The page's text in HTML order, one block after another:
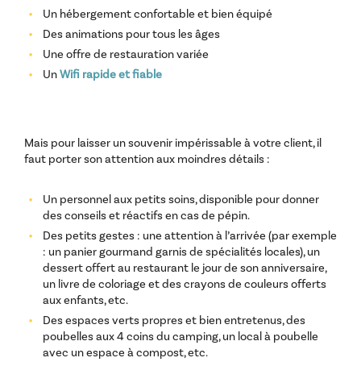
Un hébergement confortable et bien équipé
Des animations pour tous les âges
Une offre de restauration variée
UnWifi rapide et fiable
Mais pour laisser un souvenir impérissable à votre client, il
faut porter son attention aux moindres détails :
Un personnel aux petits soins, disponible pour donner
des conseils et réactifs en cas de pépin.
Des petits gestes : une attention à l’arrivée (par exemple
: un panier gourmand garnis de spécialités locales), un
dessert offert au restaurant le jour de son anniversaire,
un livre de coloriage et des crayons de couleurs offerts
aux enfants, etc.
Des espaces verts propres et bien entretenus, des
poubelles aux 4 coins du camping, un local à poubelle
avec un espace à compost, etc.